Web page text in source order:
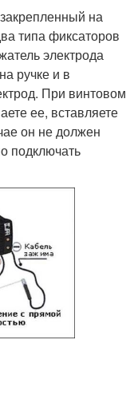
на
типа фиксаторов
электрода
ручке и в
При винтовом
ее, вставляете
он не должен
подключать